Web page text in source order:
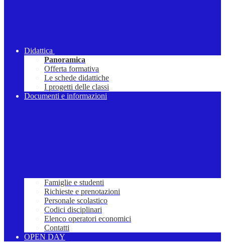
Didattica
Panoramica
Offerta formativa
Le schede didattiche
I progetti delle classi
Documenti e informazioni
Famiglie e studenti
Richieste e prenotazioni
Personale scolastico
Codici disciplinari
Elenco operatori economici
Contatti
OPEN DAY